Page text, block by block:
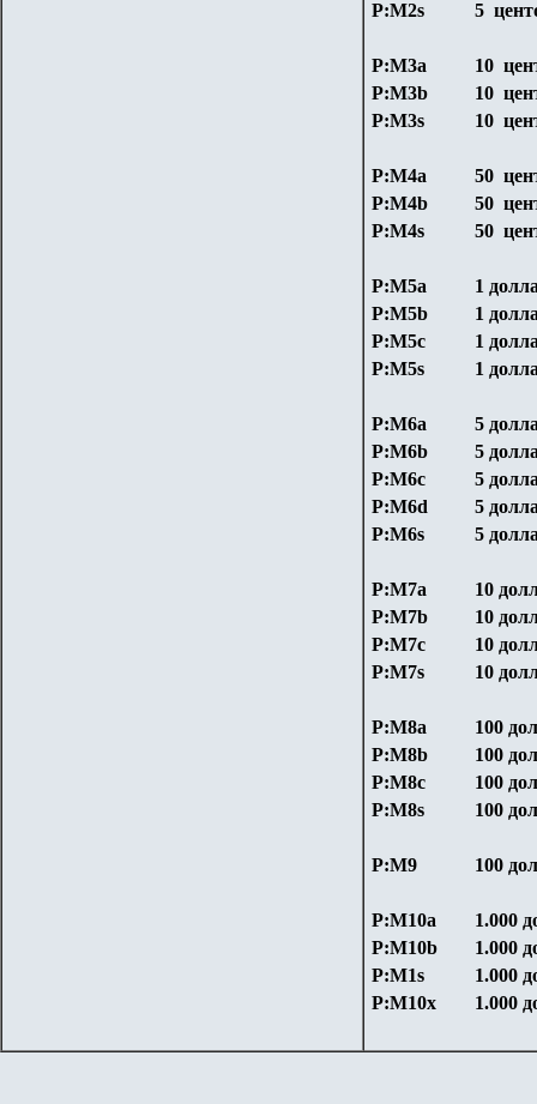
P:М2s
5
P:М3a
10
P:М3b
10
P:М3s
10
P:М4a
50
P:М4b
50
P:М4s
50
P:М5a
1
P:М5b
1
P:М5с
1
P:М5s
1
P:М6a
5
P:М6b
5
P:М6c
5
P:М6d
5
P:М6s
5
P:М7a
10
P:М7b
10
P:М7c
10
P:М7s
10
P:М8a
100
P:М8b
100
P:М8c
100
P:М8s
100
P:М9 100
P:М10a
1.000
P:М10b
1.000
P:М1s
1.000
P:М10x
1.000